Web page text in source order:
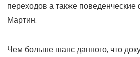
переходов а также поведенческие
Мартин.
Чем больше шанс данного, что